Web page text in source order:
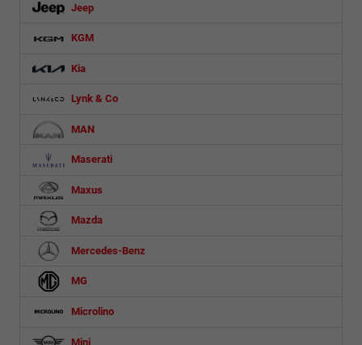
Jeep
KGM
Kia
Lynk & Co
MAN
Maserati
Maxus
Mazda
Mercedes-Benz
MG
Microlino
Mini